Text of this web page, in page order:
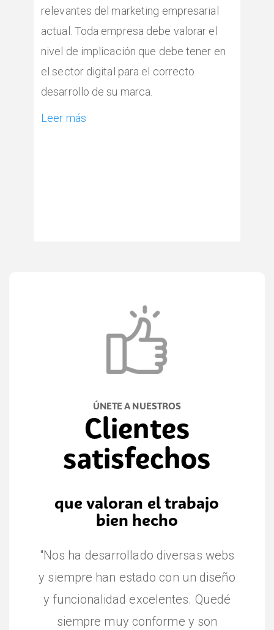
relevantes del marketing empresarial
actual. Toda empresa debe valorar el
nivel de implicación que debe tener en
el sector digital para el correcto
desarrollo de su marca.
Leer más
ÚNETE A NUESTROS
Clientes
satisfechos
que valoran el trabajo
bien hecho
"Nos ha desarrollado diversas webs
y siempre han estado con un diseño
y funcionalidad excelentes. Quedé
siempre muy conforme y son